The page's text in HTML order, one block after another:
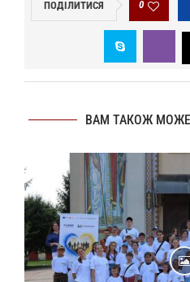
ПОДІЛИТИСЯ 0
ВАМ ТАКОЖ